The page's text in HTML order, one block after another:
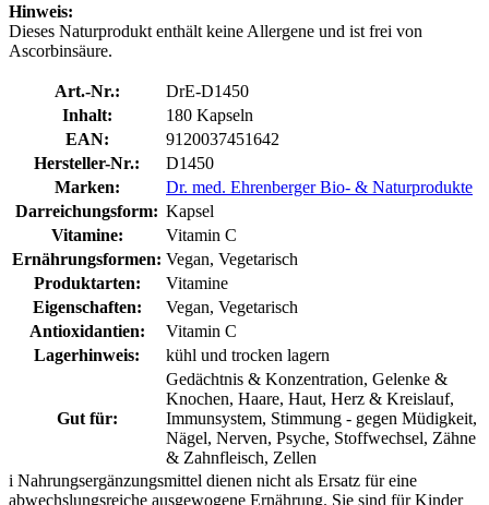
Hinweis:
Dieses Naturprodukt enthält keine Allergene und ist frei von
Ascorbinsäure.
Art.-Nr.:
DrE-D1450
Inhalt:
180 Kapseln
EAN:
9120037451642
Hersteller-Nr.:
D1450
Marken:
Dr. med. Ehrenberger Bio- & Naturprodukte
Darreichungsform: Kapsel
Vitamine:
Vitamin C
Ernährungsformen: Vegan, Vegetarisch
Produktarten:
Vitamine
Eigenschaften:
Vegan, Vegetarisch
Antioxidantien:
Vitamin C
Lagerhinweis:
kühl und trocken lagern
Gut für:
Gedächtnis & Konzentration, Gelenke &
Knochen, Haare, Haut, Herz & Kreislauf,
Immunsystem, Stimmung - gegen Müdigkeit,
Nägel, Nerven, Psyche, Stoffwechsel, Zähne
& Zahnfleisch, Zellen
i Nahrungsergänzungsmittel dienen nicht als Ersatz für eine
abwechslungsreiche ausgewogene Ernährung. Sie sind für Kinder